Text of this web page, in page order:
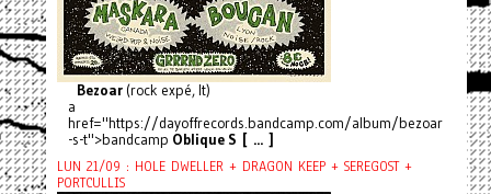
Bezoar(rock expé, It)
a
href="https://dayoffrecords.bandcamp.com/album/bezoar
-s-t">bandcamp Oblique S [ ... ]
LUN 21/09 : HOLE DWELLER + DRAGON KEEP + SEREGOST +
PORTCULLIS